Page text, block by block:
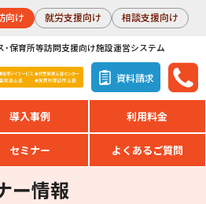
向け 就労支援向け 相談支援向け
保育所等訪問支援向け施設運営システム
資料請求
導入事例 利用料金
セミナー よくあるご質問
ー情報